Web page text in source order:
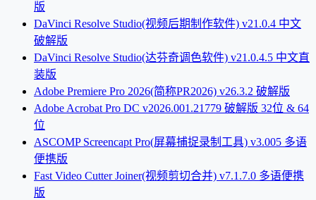
版
DaVinci Resolve Studio(视频后期制作软件) v21.0.4 中文
破解版
DaVinci Resolve Studio(达芬奇调色软件) v21.0.4.5 中文直
装版
Adobe Premiere Pro 2026(简称PR2026) v26.3.2 破解版
Adobe Acrobat Pro DC v2026.001.21779 破解版 32位 & 64
位
ASCOMP Screencapt Pro(屏幕捕捉录制工具) v3.005 多语
便携版
Fast Video Cutter Joiner(视频剪切合并) v7.1.7.0 多语便携
版